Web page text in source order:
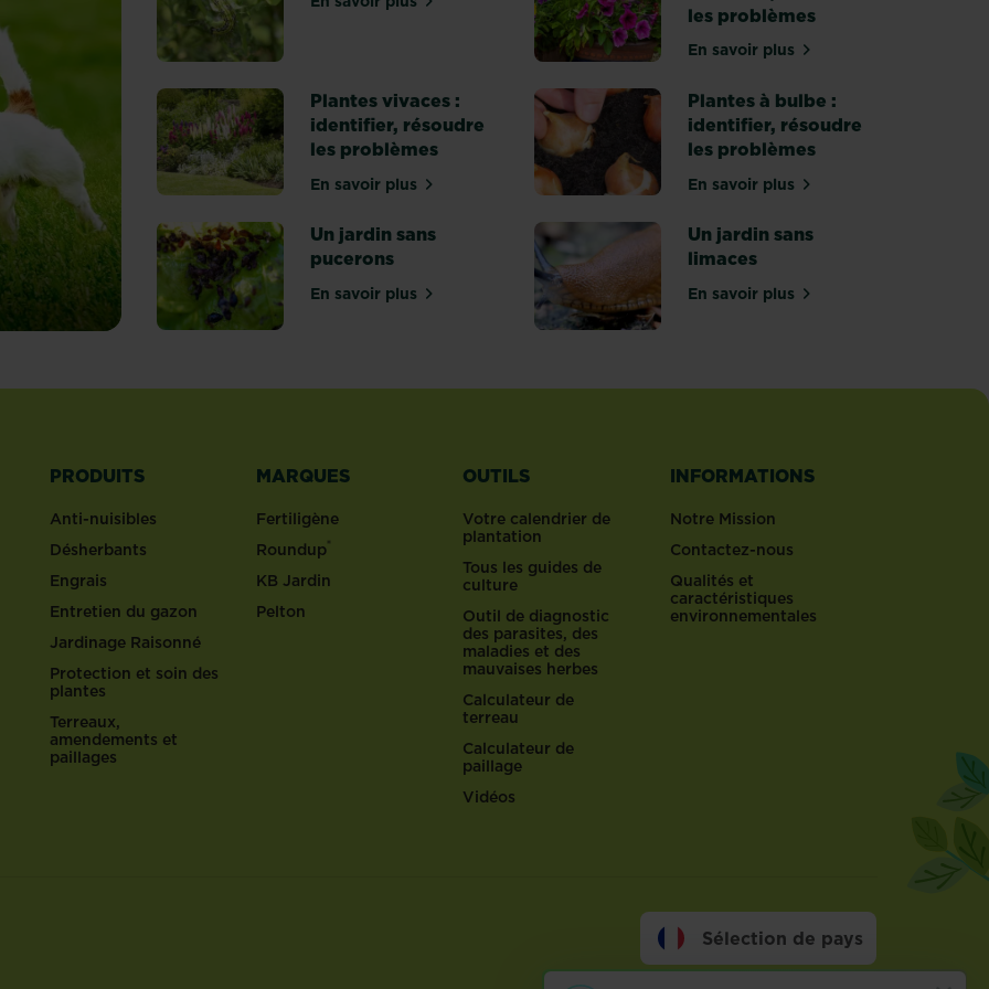
sur La pyrale du buis
les problèmes
En savoir plussur Pots d’extérieur :
Plantes vivaces :
identifier, résoudre
les problèmes
En savoir plussur Plantes vivaces : identifier, résoudre les problèmes
Plantes à bulbe :
identifier, résoudre
les problèmes
En savoir plussur Plantes à bulbe :
Un jardin sans
pucerons
En savoir plussur Un jardin sans pucerons
Un jardin sans
limaces
En savoir plussur Un jardin sans limaces
PRODUITS
Anti-nuisibles
Désherbants
Engrais
Entretien du gazon
Jardinage Raisonné
Protection et soin des
plantes
Terreaux,
amendements et
paillages
MARQUES
Fertiligène
Roundup®
KB Jardin
Pelton
OUTILS
Votre calendrier de
plantation
Tous les guides de
culture
Outil de diagnostic
des parasites, des
maladies et des
mauvaises herbes
Calculateur de
terreau
Calculateur de
paillage
Vidéos
INFORMATIONS
Notre Mission
Contactez-nous
Qualités et
caractéristiques
environnementales
Sélection de pays